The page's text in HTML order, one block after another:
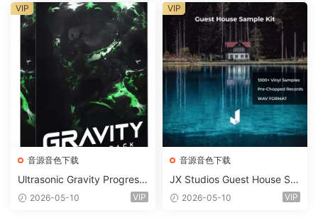
音源音色下载
Ultrasonic Gravity Progressi
ve House Sample Pack Ulti
2026-05-10 VIP
VIP
音源音色下载
JX Studios Guest House Sa
mples WAV-FANTASTiC
2026-05-10 VIP
VIP